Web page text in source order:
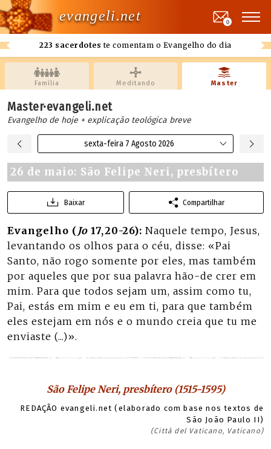
evangeli.net
223 sacerdotes te comentam o Evangelho do dia
0
Família Meditando Master
Master·evangeli.net
Evangelho de hoje + explicação teológica breve
sexta-feira 7 Agosto 2026
26 de maio: São Felipe Neri, presbítero
Baixar Compartilhar
Evangelho ( Jo 17,20-26): Naquele tempo, Jesus,
levantando os olhos para o céu, disse: «Pai
Santo, não rogo somente por eles, mas também
por aqueles que por sua palavra hão-de crer em
mim. Para que todos sejam um, assim como tu,
Pai, estás em mim e eu em ti, para que também
eles estejam em nós e o mundo creia que tu me
enviaste (...)».
São Felipe Neri, presbítero (1515-1595)
REDAÇÃO evangeli.net (elaborado com base nos textos de
São João Paulo II)
(Città del Vaticano, Vaticano)